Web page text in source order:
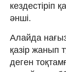
кездестіріп
әнші.
Алайда нағыз
қазір жанып
деген